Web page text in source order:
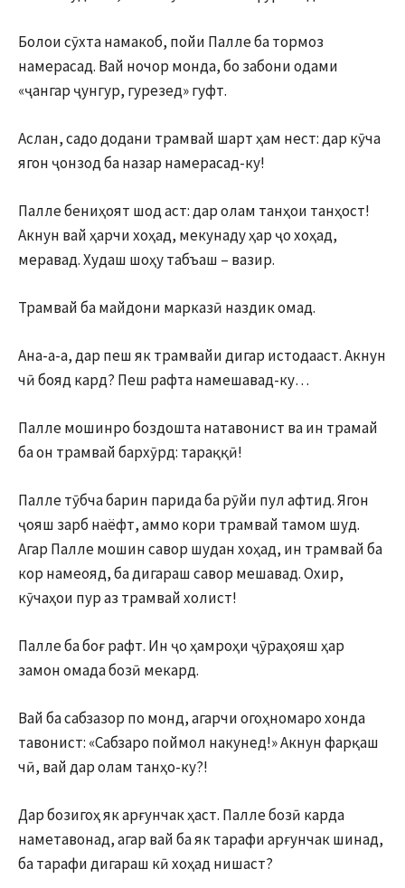
Болои сӯхта намакоб, пойи Палле ба тормоз
намерасад. Вай ночор монда, бо забони одами
«ҷангар ҷунгур, гурезед» гуфт.
Аслан, садо додани трамвай шарт ҳам нест: дар кӯча
ягон ҷонзод ба назар намерасад-ку!
Палле бениҳоят шод аст: дар олам танҳои танҳост!
Акнун вай ҳарчи хоҳад, мекунаду ҳар ҷо хоҳад,
меравад. Худаш шоҳу табъаш – вазир.
Трамвай ба майдони марказӣ наздик омад.
Ана-а-а, дар пеш як трамвайи дигар истодааст. Акнун
чӣ бояд кард? Пеш рафта намешавад-ку…
Палле мошинро боздошта натавонист ва ин трамай
ба он трамвай бархӯрд: тараққӣ!
Палле тӯбча барин парида ба рӯйи пул афтид. Ягон
ҷояш зарб наёфт, аммо кори трамвай тамом шуд.
Агар Палле мошин савор шудан хоҳад, ин трамвай ба
кор намеояд, ба дигараш савор мешавад. Охир,
кӯчаҳои пур аз трамвай холист!
Палле ба боғ рафт. Ин ҷо ҳамроҳи ҷӯраҳояш ҳар
замон омада бозӣ мекард.
Вай ба сабзазор по монд, агарчи огоҳномаро хонда
тавонист: «Сабзаро поймол накунед!» Акнун фарқаш
чӣ, вай дар олам танҳо-ку?!
Дар бозигоҳ як арғунчак ҳаст. Палле бозӣ карда
наметавонад, агар вай ба як тарафи арғунчак шинад,
ба тарафи дигараш кӣ хоҳад нишаст?